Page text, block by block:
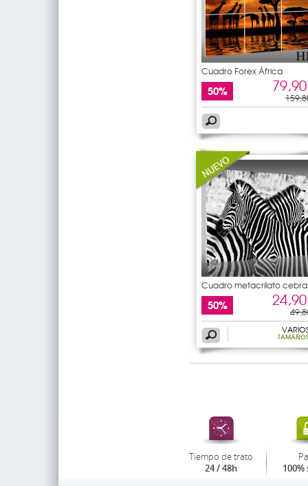
Cuadro Forex África
50%
Cuadro metacrilato
50%
Tiempo de trato
24 / 48h 100%